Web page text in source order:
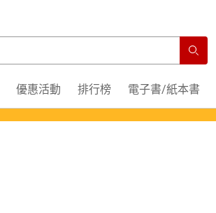
優惠活動 排行榜 電子書/紙本書